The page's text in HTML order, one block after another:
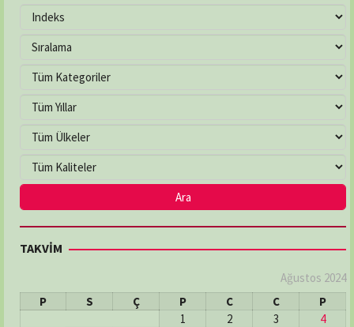
TAKVİM
Ağustos 2024
P
S Ç P C C
P
1
2 3
4